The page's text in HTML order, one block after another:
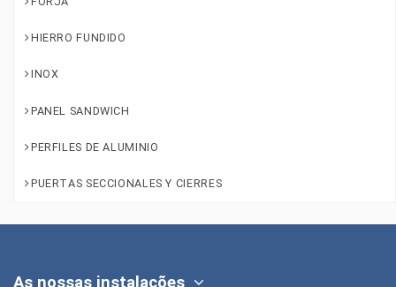
HIERRO FUNDIDO
INOX
PANEL SANDWICH
PERFILES DE ALUMINIO
PUERTAS SECCIONALES Y CIERRES
As nossas instalações